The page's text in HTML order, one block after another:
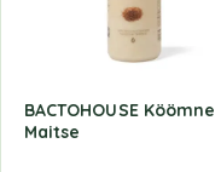
BACTOHOUSE Köömne
Maitse